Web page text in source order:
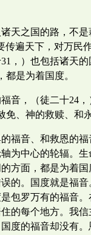
天之国的路，不
传遍天下，对万民
，）也包括诸天
是为着国度。
音，（徒二十24
免、神的救赎、和
福音、和救恩的
为中心的轮辐。
方面，都是为着
的。国度就是福
包罗万有的福音
的每个地方。我
度的福音却没有